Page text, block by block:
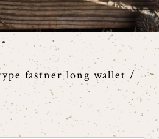
fastner long wallet /